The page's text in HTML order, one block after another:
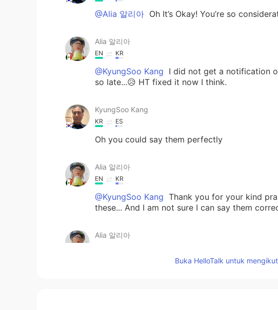
@Alia 알리아 Oh It’s Okay! You’re so
Alia 알리아
EN KR
@KyungSoo Kang I did not get a notification
so late...😥 HT fixed it now I think.
KyungSoo Kang
KR ES
Oh you could say them perfectly
Alia 알리아
EN KR
@KyungSoo Kang Thank you for your kind
these... And I am not sure I can say them
Alia 알리아
wowowow thanks so much,
Buka HelloTalk untuk